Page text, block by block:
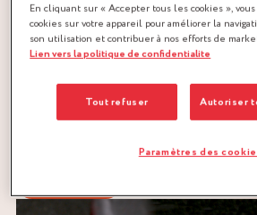
Recette pour environ 20 barres
long sur 2.5 cm de large
TÉLÉCHARGER LA RECETTE
CANNELLE
CHOCOLAT
FRUITS À COQUE
En cliquant sur « Accepter tous les cookies »,
cookies sur votre appareil pour améliorer la
son utilisation et contribuer à nos efforts de
Lien vers la politique de confidentialite
Tout refuser Autoriser
Paramètres des